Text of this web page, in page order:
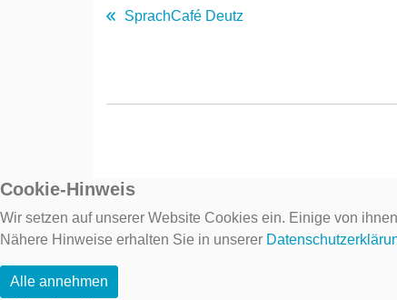
SprachCafé Deutz
Cookie-Hinweis
Wir setzen auf unserer Website Cookies ein. Einige von
Nähere Hinweise erhalten Sie in unserer
Alle annehmen